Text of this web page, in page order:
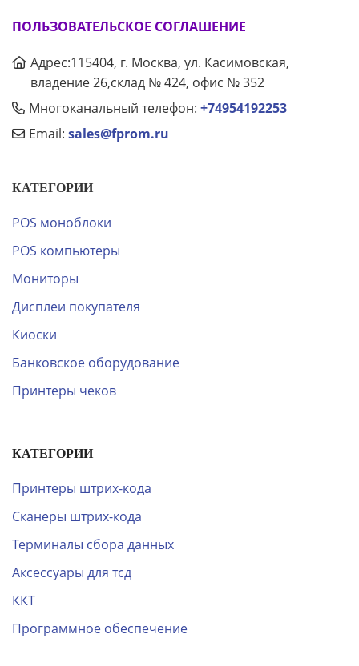
ПОЛЬЗОВАТЕЛЬСКОЕ СОГЛАШЕНИЕ
Адрес:115404, г. Москва, ул. Касимовская,
владение 26,склад № 424, офис № 352
Многоканальный телефон: +74954192253
Email: sales@fprom.ru
КАТЕГОРИИ
POS моноблоки
POS компьютеры
Мониторы
Дисплеи покупателя
Киоски
Банковское оборудование
Принтеры чеков
КАТЕГОРИИ
Принтеры штрих-кода
Сканеры штрих-кода
Терминалы сбора данных
Аксессуары для тсд
ККТ
Программное обеспечение